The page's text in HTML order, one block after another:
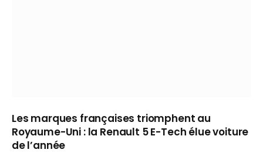
Les marques françaises triomphent au
Royaume-Uni : la Renault 5 E-Tech élue voiture
de l’année